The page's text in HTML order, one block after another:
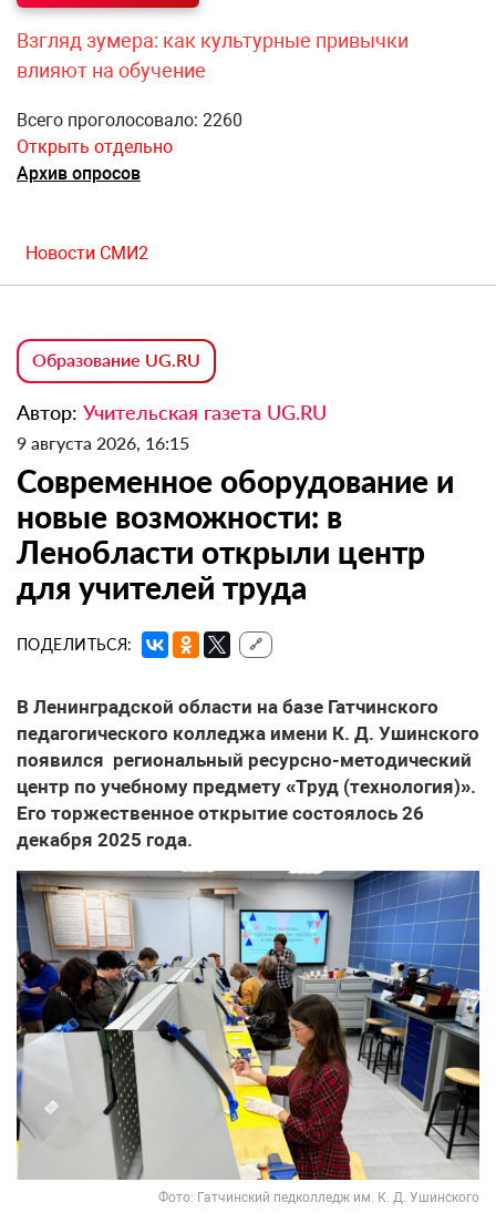
Взгляд зумера: как культурные привычки
влияют на обучение
Всего проголосовало: 2260
Открыть отдельно
Архив опросов
Новости СМИ2
Образование UG.RU
Автор: Учительская газета UG.RU
9 августа 2026, 16:15
Современное оборудование и
новые возможности: в
Ленобласти открыли центр
для учителей труда
ПОДЕЛИТЬСЯ: 🔗
В Ленинградской области на базе Гатчинского
педагогического колледжа имени К. Д. Ушинского
появился региональный ресурсно-методический
центр по учебному предмету «Труд (технология)».
Его торжественное открытие состоялось 26
декабря 2025 года.
Фото: Гатчинский педколледж им. К. Д. Ушинского